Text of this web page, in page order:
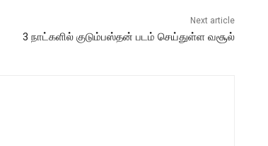
Next article
3 நாட்களில் குடும்பஸ்தன் படம் செய்துள்ள வசூல்